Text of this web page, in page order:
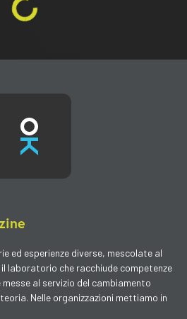
ed esperienze diverse, mescolate al
laboratorio che racchiude competenze
al servizio del cambiamento
Nelle organizzazioni mettiamo in